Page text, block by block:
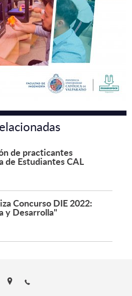
de practicantes
de Estudiantes CAL
Concurso DIE 2022:
y Desarrolla"